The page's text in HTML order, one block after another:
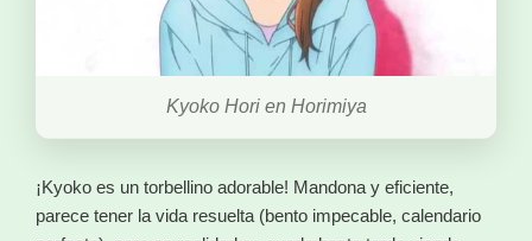
Kyoko Hori en Horimiya
¡Kyoko es un torbellino adorable! Mandona y eficiente,
parece tener la vida resuelta (bento impecable, calendario